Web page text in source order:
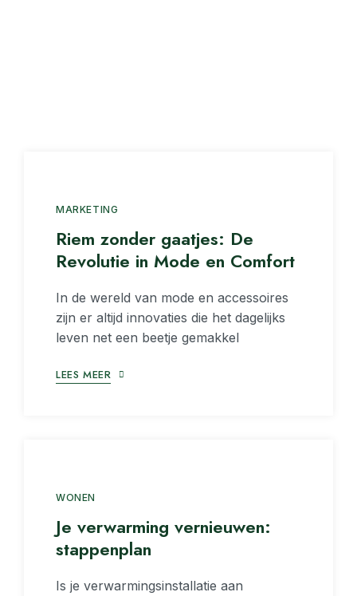
MARKETING
Riem zonder gaatjes: De
Revolutie in Mode en Comfort
In de wereld van mode en accessoires
zijn er altijd innovaties die het dagelijks
leven net een beetje gemakkel
LEES MEER
WONEN
Je verwarming vernieuwen:
stappenplan
Is je verwarmingsinstallatie aan